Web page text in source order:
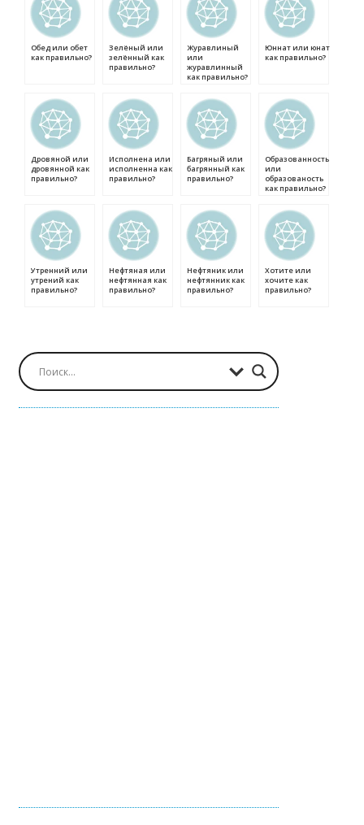
Обед или обет
как правильно?
Зелёный или
зелённый как
правильно?
Журавлиный
или
журавлинный
как правильно?
Юннат или юнат
как правильно?
Дровяной или
дровянной как
правильно?
Исполнена или
исполненна как
правильно?
Багряный или
багрянный как
правильно?
Образованность
или
образованость
как правильно?
Утренний или
утрений как
правильно?
Нефтяная или
нефтянная как
правильно?
Нефтяник или
нефтянник как
правильно?
Хотите или
хочите как
правильно?